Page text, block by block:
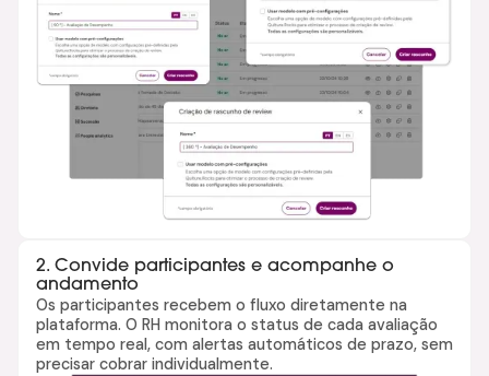
2. Convide participantes e acompanhe o
andamento
Os participantes recebem o fluxo diretamente na
plataforma. O RH monitora o status de cada avaliação
em tempo real, com alertas automáticos de prazo, sem
precisar cobrar individualmente.